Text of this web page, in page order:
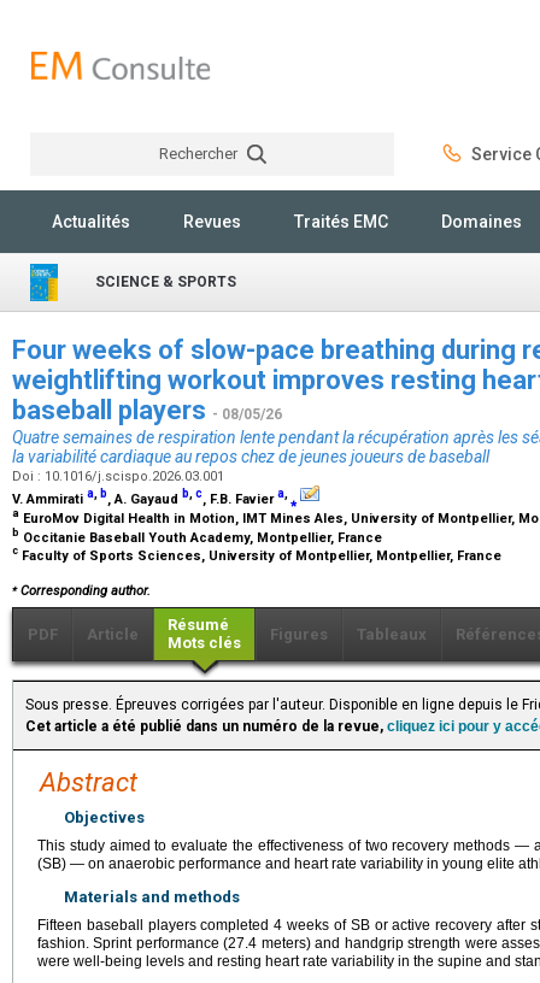
Rechercher Service
Actualités Revues Traités EMC Domaines
SCIENCE & SPORTS
Four weeks of slow-pace breathing during
weightlifting workout improves resting
baseball players - 08/05/26
Quatre semaines de respiration lente pendant la récupération après les
la variabilité cardiaque au repos chez de jeunes joueurs de baseball
Doi : 10.1016/j.scispo.2026.03.001
V. Ammirati a, b, A. Gayaud b,c, F.B. Faviera,⁎
a EuroMov Digital Health in Motion, IMT Mines Ales, University of Montpellier,
b Occitanie Baseball Youth Academy, Montpellier, France
c Faculty of Sports Sciences, University of Montpellier, Montpellier, France
⁎Corresponding author.
PDF Article
Résumé
Mots clés
Figures Tableaux
Sous presse. Épreuves corrigées par l'auteur. Disponible en ligne depuis le
Cet article a été publié dans un numéro de la revue, cliquez ici pour y
Abstract
Objectives
This study aimed to evaluate the effectiveness of two recovery methods —
(SB) — on anaerobic performance and heart rate variability in young elite
Materials and methods
Fifteen baseball players completed 4 weeks of SB or active recovery after
fashion. Sprint performance (27.4 meters) and handgrip strength were
were well-being levels and resting heart rate variability in the supine and